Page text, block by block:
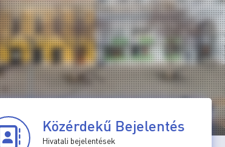
Közérdekű Bejelentés
Hivatali bejelentések